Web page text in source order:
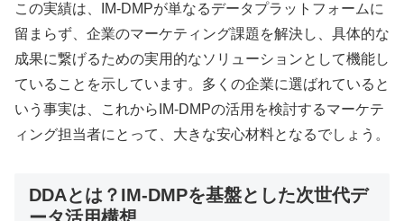
この実績は、IM-DMPが単なるデータプラットフォームに
留まらず、企業のマーケティング課題を解決し、具体的な
成果に繋げるための実用的なソリューションとして機能し
ていることを示しています。多くの企業に選ばれていると
いう事実は、これからIM-DMPの活用を検討するマーケテ
ィング担当者にとって、大きな安心材料となるでしょう。
DDAとは？IM-DMPを基盤とした次世代デ